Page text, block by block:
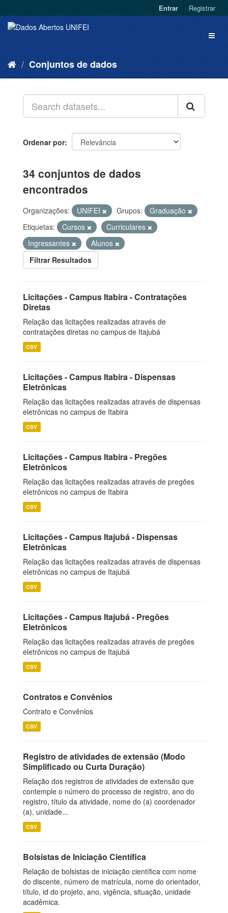
Entrar Registrar
Conjuntos de dados
Ordenar por
34 conjuntos de dados
encontrados
Organizações: UNIFEI Grupos:
Graduação
Etiquetas:
Cursos
Curriculares
Ingressantes
Alunos
Filtrar Resultados
Licitações - Campus Itabira - Contratações
Diretas
Relação das licitações realizadas através de
contratações diretas no campus de Itajubá
CSV
Licitações - Campus Itabira - Dispensas
Eletrônicas
Relação das licitações realizadas através de dispensas
eletrônicas no campus de Itabira
CSV
Licitações - Campus Itabira - Pregões
Eletrônicos
Relação das licitações realizadas através de pregões
eletrônicos no campus de Itabira
CSV
Licitações - Campus Itajubá - Dispensas
Eletrônicas
Relação das licitações realizadas através de dispensas
eletrônicas no campus de Itajubá
CSV
Licitações - Campus Itajubá - Pregões
Eletrônicos
Relação das licitações realizadas através de pregões
eletrônicos no campus de Itajubá
CSV
Contratos e Convênios
Contrato e Convênios
CSV
Registro de atividades de extensão (Modo
Simplificado ou Curta Duração)
Relação dos registros de atividades de extensão que
contemple o número do processo de registro, ano do
registro, título da atividade, nome do (a) coordenador
(a), unidade...
CSV
Bolsistas de Iniciação Científica
Relação de bolsistas de iniciação científica com nome
do discente, número de matrícula, nome do orientador,
título, id do projeto, ano, vigência, situação, unidade
acadêmica.